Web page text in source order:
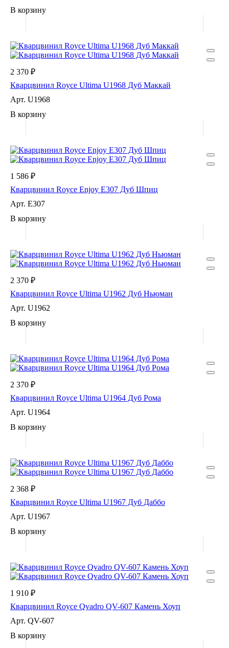
В корзину
2 370 ₽
Кварцвинил Royce Ultima U1968 Дуб Маккай
Арт. U1968
В корзину
1 586 ₽
Кварцвинил Royce Enjoy Е307 Дуб Шпиц
Арт. Е307
В корзину
2 370 ₽
Кварцвинил Royce Ultima U1962 Дуб Ньюман
Арт. U1962
В корзину
2 370 ₽
Кварцвинил Royce Ultima U1964 Дуб Рома
Арт. U1964
В корзину
2 368 ₽
Кварцвинил Royce Ultima U1967 Дуб Даббо
Арт. U1967
В корзину
1 910 ₽
Кварцвинил Royce Qvadro QV-607 Камень Хоуп
Арт. QV-607
В корзину